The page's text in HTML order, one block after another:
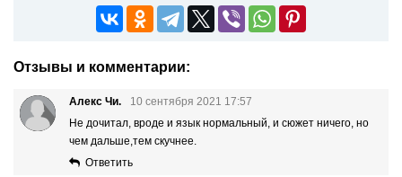
Отзывы и комментарии:
Алекс Чи.
10 сентября 2021 17:57
Не дочитал, вроде и язык нормальный, и сюжет ничего, но
чем дальше,тем скучнее.
Ответить